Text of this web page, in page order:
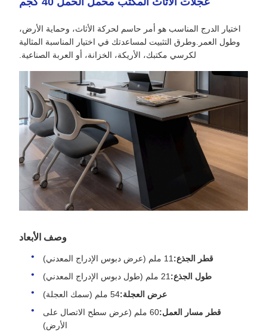
اختيار الدرج المناسب هو أمر حاسم لحركة الأثاث، وحماية الأرض،
وطول العمر.وطرق التثبيت لمساعدتك في اختيار المناسبة المثالية
لكرسي مكتبك، الأريكة، الخزانة، أو العربة الصناعية.
وصف الأبعاد
قطر الجذع:11 ملم (عرض دبوس الإدراج المعدني)
طول الجذع:21 ملم (طول دبوس الإدراج المعدني)
عرض العجلة:54 ملم (سمك العجلة)
قطر مسار العمل:
60 ملم (عرض سطح الاتصال على
الأرض)